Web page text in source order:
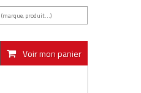
(marque, produit...)
Voir mon panier